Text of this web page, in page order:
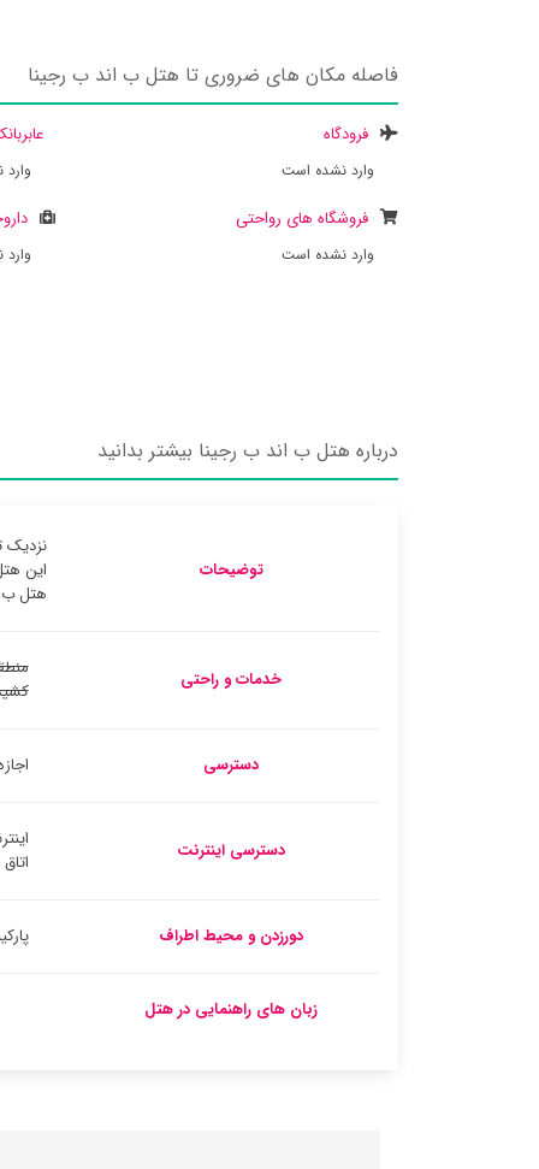
فاصله مکان های ضروری تا هتل ب اند ب رجینا
فرودگاه
وارد نشده است
فروشگاه های رواحتی
وارد نشده است
درباره هتل ب اند ب رجینا بیشتر بدانید
توضیحات
نزدیک
این
هتل ب
خدمات و راحتی
دسترسی
دسترسی اینترنت
اتاق
دورزدن و محیط اطراف
زبان های راهنمایی در هتل